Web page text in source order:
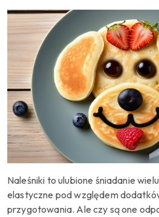
Naleśniki to ulubione śniadanie
elastyczne pod względem
przygotowania. Ale czy są one